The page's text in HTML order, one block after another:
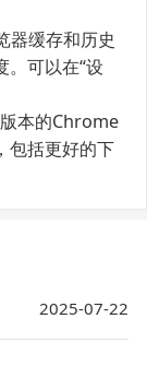
器缓存和历史
。可以在“设
本的Chrome
包括更好的下
2025-07-22